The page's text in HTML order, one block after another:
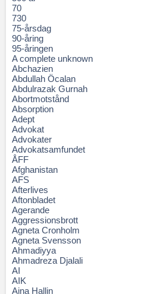
70
730
75-årsdag
90-åring
95-åringen
A complete unknown
Abchazien
Abdullah Öcalan
Abdulrazak Gurnah
Abortmotstånd
Absorption
Adept
Advokat
Advokater
Advokatsamfundet
ÅFF
Afghanistan
AFS
Afterlives
Aftonbladet
Agerande
Aggressionsbrott
Agneta Cronholm
Agneta Svensson
Ahmadiyya
Ahmadreza Djalali
AI
AIK
Aina Hallin